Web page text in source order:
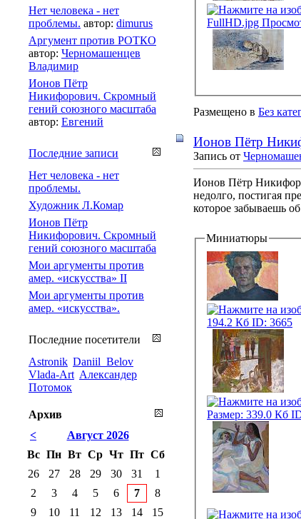
Размещено в Без
Ионов Пётр
Запись от
Ионов Пётр
недолго, постигая
которое забываешь
Миниатюры
Нет человека - нет
проблемы. автор: dimurus
Аргумент против РОТКО
автор: Черномашенцев
Владимир
Ионов Пётр
Никифорович. Скромный
гений союзного масштаба
автор: Евгений
Последние записи
Нет человека - нет
проблемы.
Художник Л.Комар
Ионов Пётр
Никифорович. Скромный
гений союзного масштаба
Мои аргументы против
амер. «искусства» II
Мои аргументы против
амер. «искусства».
Последние посетители
Astronik Daniil_Belov
Vlada-Art Александер
Потомок
Архив
<
Август 2026
Вс Пн Вт Ср Чт Пт Сб
26
27 28 29 30 31
1
2
3 4 5 6 7
8
9
10 11 12 13 14
15